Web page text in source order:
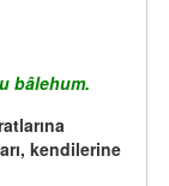
bâlehum.
kendilerine